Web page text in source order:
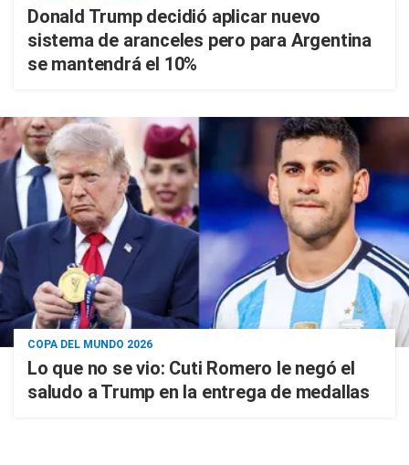
Donald Trump decidió aplicar nuevo
sistema de aranceles pero para Argentina
se mantendrá el 10%
COPA DEL MUNDO 2026
Lo que no se vio: Cuti Romero le negó el
saludo a Trump en la entrega de medallas